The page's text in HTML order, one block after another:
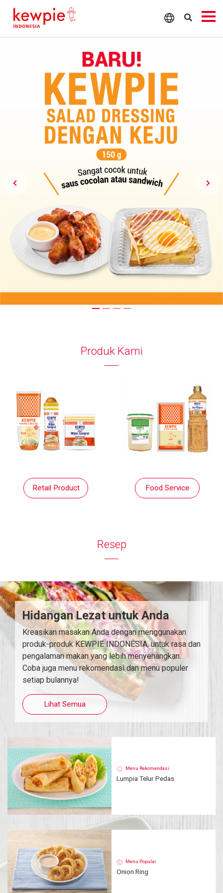
Produk Kami
Retail Product Food Service
Resep
Hidangan Lezat untuk Anda
Kreasikan masakan Anda dengan menggunakan
produk-produk KEWPIE INDONESIA, untuk rasa dan
pengalaman makan yang lebih menyenangkan.
Coba juga menu rekomendasi dan menu populer
setiap bulannya!
Lihat Semua
Menu Rekomendasi
Lumpia Telur Pedas
Menu Popular
Onion Ring